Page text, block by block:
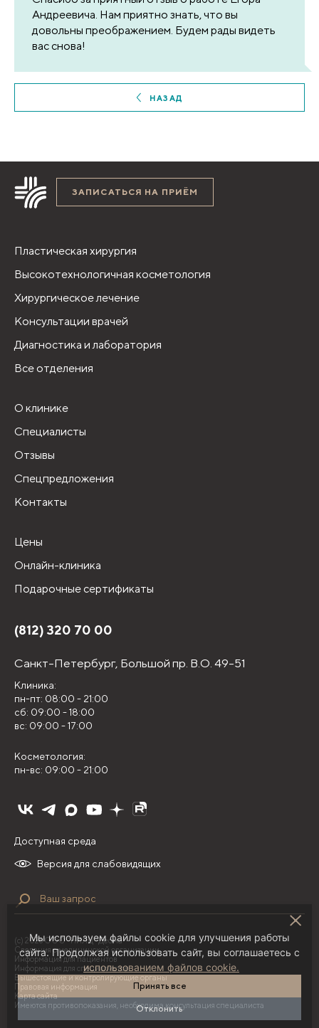
Андреевича. Нам приятно знать, что вы
довольны преображением. Будем рады видеть
вас снова!
НАЗАД
ЗАПИСАТЬСЯ НА ПРИЁМ
Пластическая хирургия
Высокотехнологичная косметология
Хирургическое лечение
Консультации врачей
Диагностика и лаборатория
Все отделения
О клинике
Специалисты
Отзывы
Спецпредложения
Контакты
Цены
Онлайн-клиника
Подарочные сертификаты
(812) 320 70 00
Санкт-Петербург, Большой пр. В.О. 49-51
Клиника:
пн-пт: 08:00 - 21:00
сб: 09:00 - 18:00
вс: 09:00 - 17:00
Косметология:
пн-вс: 09:00 - 21:00
Версия для слабовидящих
Доступная среда
(с) 2026 ООО "НИЛЦ "Деома"
Сведения о медицинской организации
Информация для пациентов
Информация для специалистов
Вышестоящие и контролирующие органы
Правовая информация
Карта сайта
Имеются противопоказания, необходима консультация специалиста
Мы используем файлы cookie для улучшения работы
сайта. Продолжая использовать сайт, вы соглашаетесь с
использованием файлов cookie.
Принять все
Отклонить